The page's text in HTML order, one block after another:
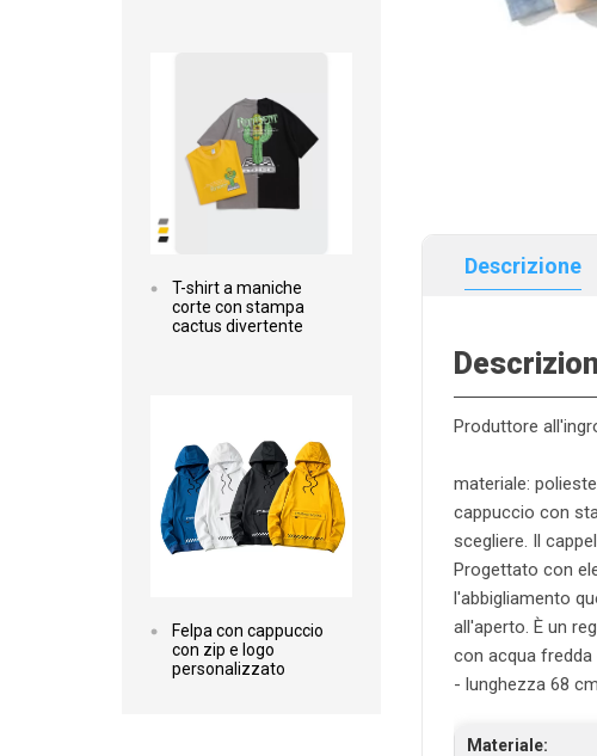
T-shirt a maniche
corte con stampa
cactus divertente
Felpa con cappuccio
con zip e logo
personalizzato
Descrizione
Produttore
materiale:
cappuccio con
scegliere. Il
Progettato con
l'abbigliamento
all'aperto. È un
con acqua
- lunghezza 68
Materiale: